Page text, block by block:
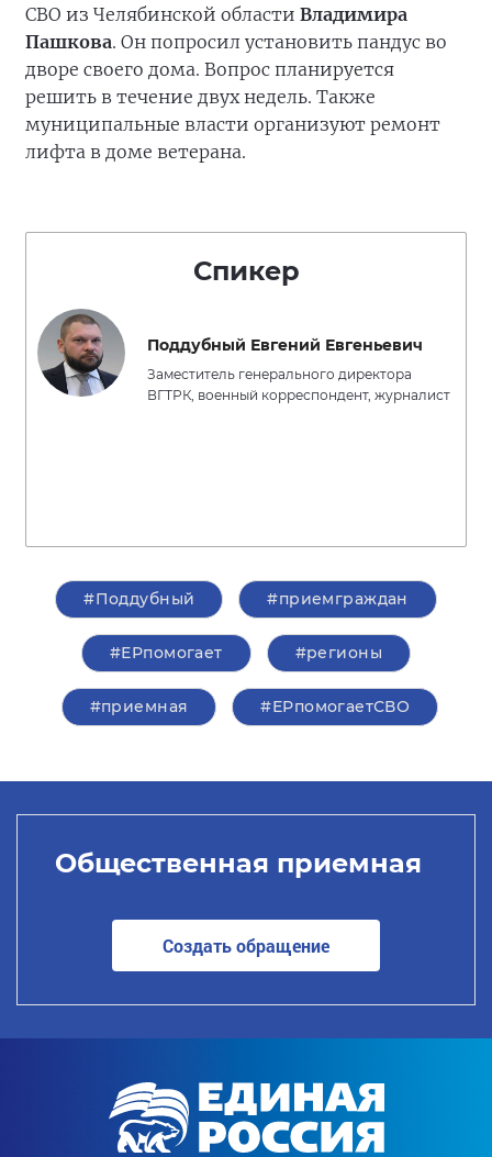
СВО из Челябинской области Владимира
Пашкова. Он попросил установить пандус во
дворе своего дома. Вопрос планируется
решить в течение двух недель. Также
муниципальные власти организуют ремонт
лифта в доме ветерана.
Спикер
Поддубный Евгений Евгеньевич
Заместитель генерального директора
ВГТРК, военный корреспондент, журналист
#Поддубный #приемграждан
#ЕРпомогает #регионы
#приемная #ЕРпомогаетСВО
Общественная приемная
Создать обращение